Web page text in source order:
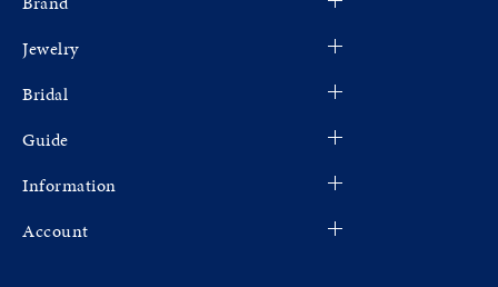
Jewelry
Bridal
Guide
Information
Account